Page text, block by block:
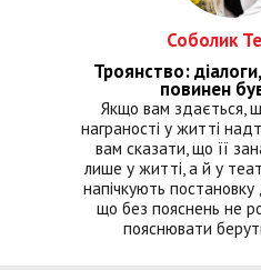
Соболик
Троянство:
повинен
Якщо вам здається,
награності у житті
вам сказати, що її
лише у житті, а й у
напічкують
що без пояснень не
пояснювати